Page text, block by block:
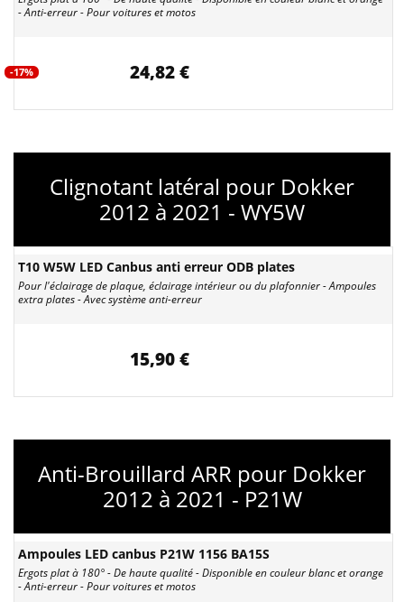
- Anti-erreur - Pour voitures et motos
-17% 24,82 €
Clignotant latéral pour Dokker
2012 à 2021 - WY5W
T10 W5W LED Canbus anti erreur ODB plates
Pour l'éclairage de plaque, éclairage intérieur ou du plafonnier - Ampoules
extra plates - Avec système anti-erreur
15,90 €
Anti-Brouillard ARR pour Dokker
2012 à 2021 - P21W
Ampoules LED canbus P21W 1156 BA15S
Ergots plat à 180° - De haute qualité - Disponible en couleur blanc et orange
- Anti-erreur - Pour voitures et motos